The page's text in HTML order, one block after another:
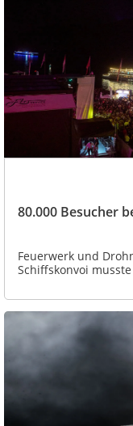
80.000 Besucher
Feuerwerk und
Schiffskonvoi